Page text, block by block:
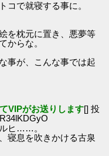
コで就寝する事に。
を枕元に置き、悪夢等
からな。
事が、こんな事では起
VIPがお送りします[] 投
ヒ……。
寝息を吹きかける古泉